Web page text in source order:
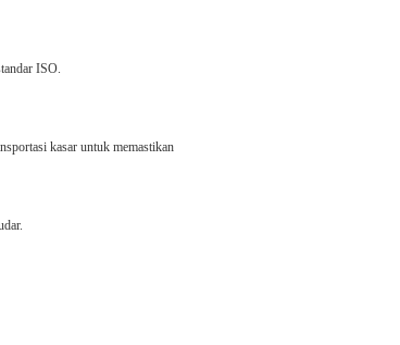
ISO.
kasar untuk memastikan